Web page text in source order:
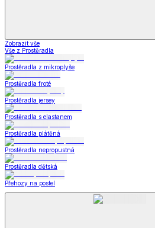
Zobrazit vše
Vše z Prostěradla
Prostěradla z mikroplyše
Prostěradla froté
Prostěradla jersey
Prostěradla s elastanem
Prostěradla plátěná
Prostěradla nepropustná
Prostěradla dětská
Přehozy na postel